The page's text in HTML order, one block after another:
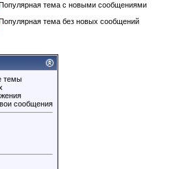
тема с новыми сообщениями
тема без новых сообщений
темы
сообщения